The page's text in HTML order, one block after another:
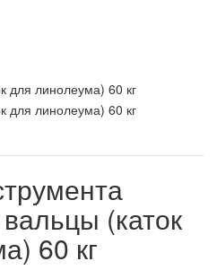
(каток
60 кг